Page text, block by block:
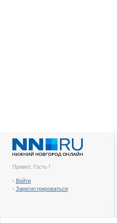
Привет, Гость !
- Войти
- Зарегистрироваться